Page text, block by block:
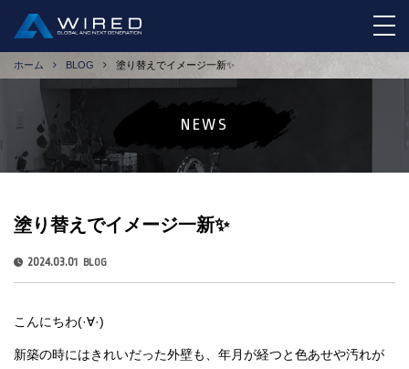
ホーム BLOG 塗り替えでイメージ一新✨
NEWS
塗り替えでイメージ一新✨
2024.03.01 BLOG
こんにちわ(·∀·)
新築の時にはきれいだった外壁も、年月が経つと色あせや汚れが